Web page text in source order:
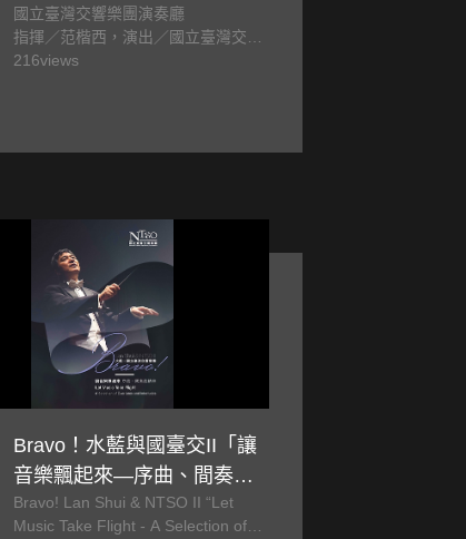
works
國立臺灣交響樂團演奏廳
指揮／范楷西，演出／國立臺灣交響
樂團
216views
Bravo！水藍與國臺交II「讓
音樂飄起來—序曲、間奏曲
精粹」CD
Bravo! Lan Shui & NTSO II “Let
Music Take Flight - A Selection of